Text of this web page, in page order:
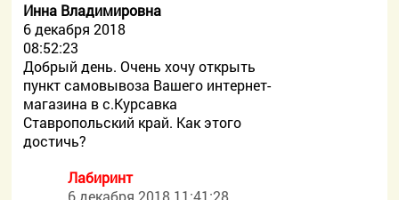
Инна Владимировна
6 декабря 2018
08:52:23
Добрый день. Очень хочу открыть
пункт самовывоза Вашего интернет-
магазина в с.Курсавка
Ставропольский край. Как этого
достичь?
Лабиринт
6 декабря 2018 11:41:28